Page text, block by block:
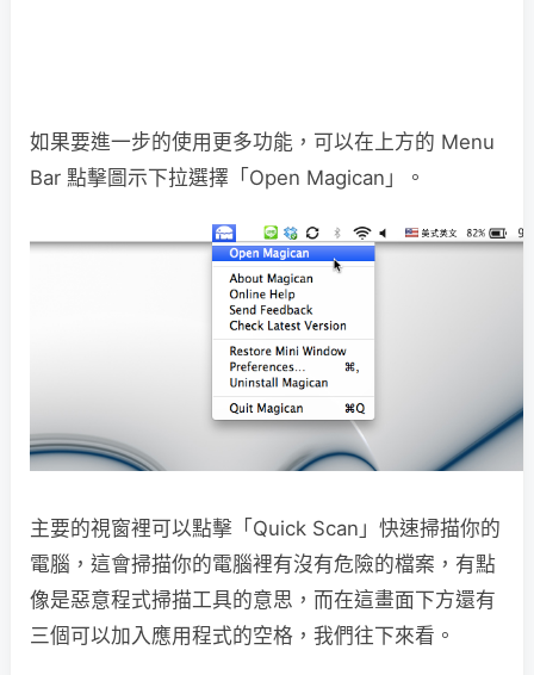
如果要進一步的使用更多功能，可以在上方的 Menu
Bar 點擊圖示下拉選擇「Open Magican」。
主要的視窗裡可以點擊「Quick Scan」快速掃描你的
電腦，這會掃描你的電腦裡有沒有危險的檔案，有點
像是惡意程式掃描工具的意思，而在這畫面下方還有
三個可以加入應用程式的空格，我們往下來看。